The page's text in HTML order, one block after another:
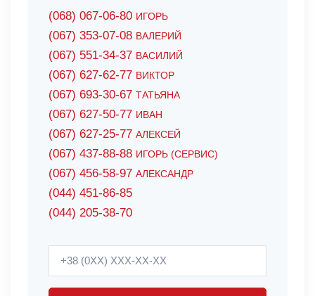
(068) 067-06-80 ИГОРЬ
(067) 353-07-08 ВАЛЕРИЙ
(067) 551-34-37 ВАСИЛИЙ
(067) 627-62-77 ВИКТОР
(067) 693-30-67 ТАТЬЯНА
(067) 627-50-77 ИВАН
(067) 627-25-77 АЛЕКСЕЙ
(067) 437-88-88 ИГОРЬ (СЕРВИС)
(067) 456-58-97 АЛЕКСАНДР
(044) 451-86-85
(044) 205-38-70